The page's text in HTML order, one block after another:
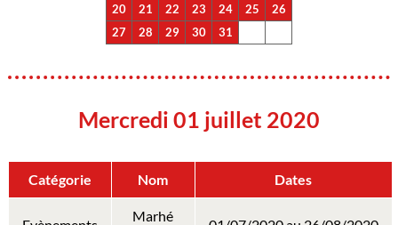
20
21 22 23 24 25
26
27
28 29 30 31
Mercredi 01 juillet 2020
Catégorie Nom Dates
Marhé